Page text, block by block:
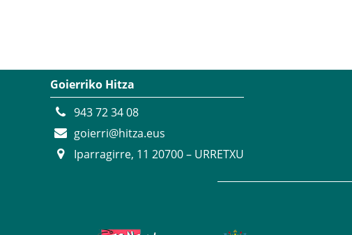
Goierriko Hitza
943 72 34 08
goierri@hitza.eus
Iparragirre, 11 20700 – URRETXU